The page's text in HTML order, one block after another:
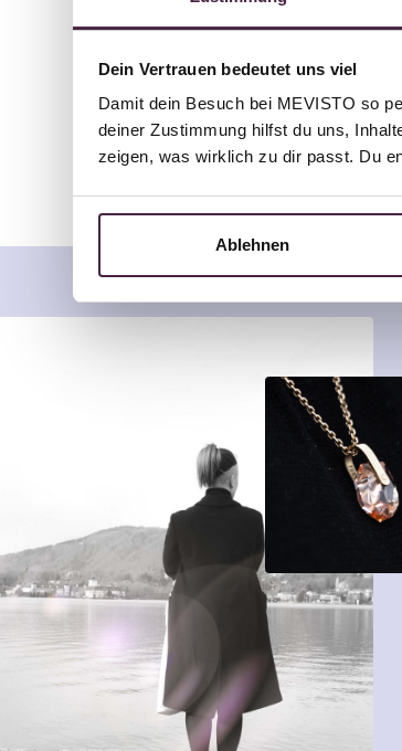
Dein Vertrauen bedeutet uns viel
Damit dein Besuch bei MEVISTO so
deiner Zustimmung hilfst du uns,
zeigen, was wirklich zu dir passt. Du
Ablehnen